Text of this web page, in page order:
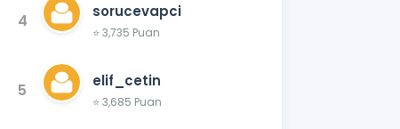
4 sorucevapci
⭐ 3,735 Puan
5 elif_cetin
⭐ 3,685 Puan